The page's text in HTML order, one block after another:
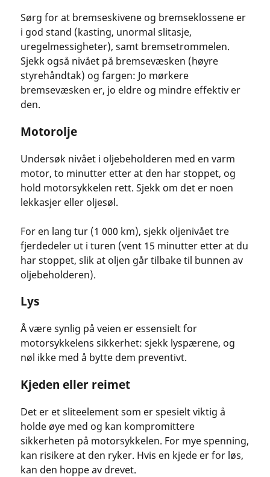
Sørg for at bremseskivene og bremseklossene er
i god stand (kasting, unormal slitasje,
uregelmessigheter), samt bremsetrommelen.
Sjekk også nivået på bremsevæsken (høyre
styrehåndtak) og fargen: Jo mørkere
bremsevæsken er, jo eldre og mindre effektiv er
den.
Motorolje
Undersøk nivået i oljebeholderen med en varm
motor, to minutter etter at den har stoppet, og
hold motorsykkelen rett. Sjekk om det er noen
lekkasjer eller oljesøl.
For en lang tur (1 000 km), sjekk oljenivået tre
fjerdedeler ut i turen (vent 15 minutter etter at du
har stoppet, slik at oljen går tilbake til bunnen av
oljebeholderen).
Lys
Å være synlig på veien er essensielt for
motorsykkelens sikkerhet: sjekk lyspærene, og
nøl ikke med å bytte dem preventivt.
Kjeden eller reimet
Det er et sliteelement som er spesielt viktig å
holde øye med og kan kompromittere
sikkerheten på motorsykkelen. For mye spenning,
kan risikere at den ryker. Hvis en kjede er for løs,
kan den hoppe av drevet.